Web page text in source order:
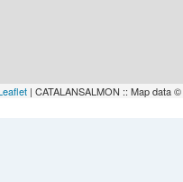
| CATALANSALMON :: Map data ©